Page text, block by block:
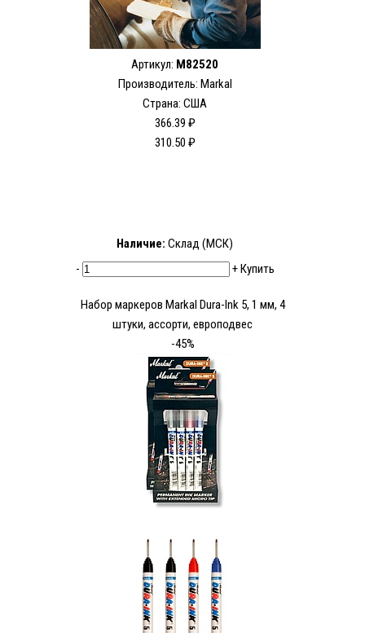
Артикул: M82520
Производитель: Markal
Страна: США
366.39 ₽
310.50 ₽
Наличие: Склад (МСК)
-
+Купить
Набор маркеров Markal Dura-Ink 5, 1 мм, 4
штуки, ассорти, европодвес
-45%